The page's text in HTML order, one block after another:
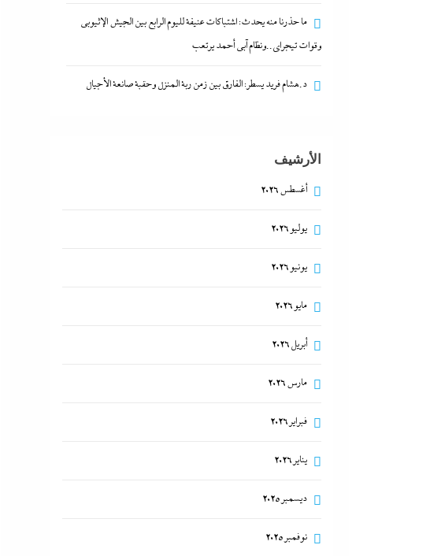
ما حذرنا منه يحدث: اشتباكات عنيفة لليوم الرابع بين الجيش الإثيوبي
وقوات تيجراي..ونظام آبي أحمد يرتعب
د.هشام فريد يسطر: الفارق بين زمن ربة المنزل وحقبة صانعة الأجيال
الأرشيف
أغسطس 2026
يوليو 2026
يونيو 2026
مايو 2026
أبريل 2026
مارس 2026
فبراير 2026
يناير 2026
ديسمبر 2025
نوفمبر 2025